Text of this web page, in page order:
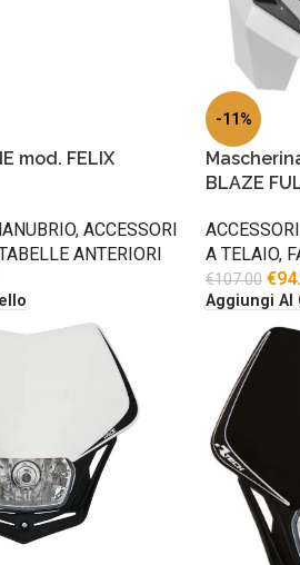
mod. FELIX
, ACCESSORI
ANTERIORI
-11%
BLAZE
A TELAIO,
€107.00 €
Aggiungi Al